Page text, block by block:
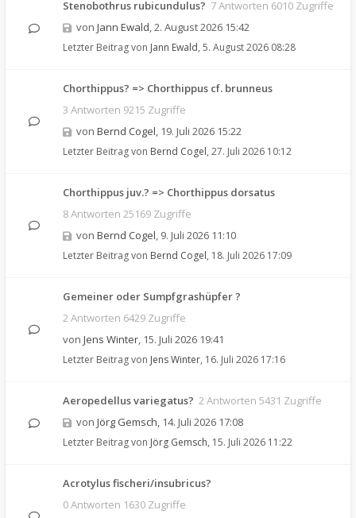
Stenobothrus rubicundulus? 7 Antworten 6010 Zugriffe
von Jann Ewald,2. August 2026 15:42
Letzter Beitrag von Jann Ewald, 5. August 2026 08:28
Chorthippus? => Chorthippus cf. brunneus
3 Antworten 9215 Zugriffe
von Bernd Cogel, 19. Juli 2026 15:22
Letzter Beitrag von Bernd Cogel, 27. Juli 2026 10:12
Chorthippus juv.? => Chorthippus dorsatus
8 Antworten 25169 Zugriffe
von Bernd Cogel, 9. Juli 2026 11:10
Letzter Beitrag von Bernd Cogel, 18. Juli 2026 17:09
Gemeiner oder Sumpfgrashüpfer ?
2 Antworten 6429 Zugriffe
von Jens Winter, 15. Juli 2026 19:41
Letzter Beitrag von Jens Winter, 16. Juli 2026 17:16
Aeropedellus variegatus? 2 Antworten 5431 Zugriffe
von Jörg Gemsch, 14. Juli 2026 17:08
Letzter Beitrag von Jörg Gemsch, 15. Juli 2026 11:22
Acrotylus fischeri/insubricus?
0 Antworten 1630 Zugriffe